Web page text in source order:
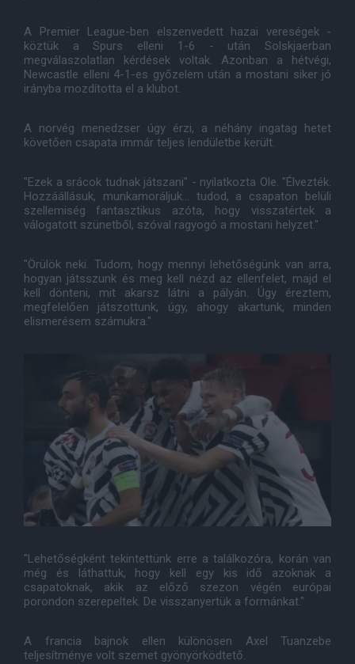
A Premier League-ben elszenvedett hazai vereségek -
köztük a Spurs elleni 1-6 - után Solskjaerban
megválaszolatlan kérdések voltak. Azonban a hétvégi,
Newcastle elleni 4-1-es győzelem után a mostani siker jó
irányba mozdította el a klubot.
A norvég menedzser úgy érzi, a néhány ingatag hetet
követően csapata immár teljes lendületbe került.
"Ezek a srácok tudnak játszani" - nyilatkozta Ole. "Élvezték.
Hozzáállásuk, munkamoráljuk... tudod, a csapaton belüli
szellemiség fantasztikus azóta, hogy visszatértek a
válogatott szünetből, szóval ragyogó a mostani helyzet."
"Örülök neki. Tudom, hogy mennyi lehetőségünk van arra,
hogyan játsszunk és meg kell nézd az ellenfelet, majd el
kell dönteni, mit akarsz látni a pályán. Úgy éreztem,
megfelelően játszottunk, úgy, ahogy akartunk, minden
elismerésem számukra."
"Lehetőségként tekintettünk erre a találkozóra, korán van
még és láthattuk, hogy kell egy kis idő azoknak a
csapatoknak, akik az előző szezon végén európai
porondon szerepeltek. De visszanyertük a formánkat."
A francia bajnok ellen különösen Axel Tuanzebe
teljesítménye volt szemet gyönyörködtető.